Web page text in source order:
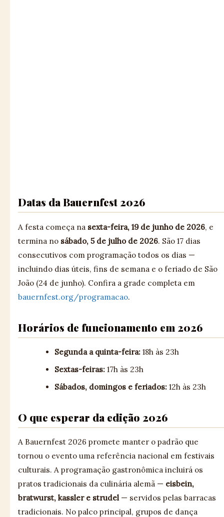
Datas da Bauernfest 2026
A festa começa na sexta-feira, 19 de junho de 2026, e
termina no sábado, 5 de julho de 2026. São 17 dias
consecutivos com programação todos os dias —
incluindo dias úteis, fins de semana e o feriado de São
João (24 de junho). Confira a grade completa em
bauernfest.org/programacao.
Horários de funcionamento em 2026
Segunda a quinta-feira: 18h às 23h
Sextas-feiras: 17h às 23h
Sábados, domingos e feriados: 12h às 23h
O que esperar da edição 2026
A Bauernfest 2026 promete manter o padrão que
tornou o evento uma referência nacional em festivais
culturais. A programação gastronômica incluirá os
pratos tradicionais da culinária alemã — eisbein,
bratwurst, kassler e strudel — servidos pelas barracas
tradicionais. No palco principal, grupos de dança